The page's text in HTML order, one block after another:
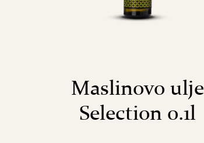
Maslinovo ulje
Selection 0.1l